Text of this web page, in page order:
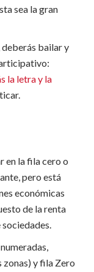
sea la gran
bailar y
la letra y la
en la fila cero o
pero está
económicas
de la renta
zonas) y fila Zero